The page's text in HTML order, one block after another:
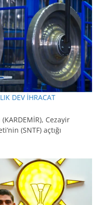
DEV İHRACAT
Cezayir
(SNTF) açtığı